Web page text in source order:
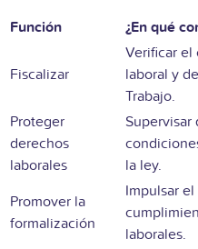
Función ¿En qué
Fiscalizar
Verificar el
laboral y
Trabajo.
Proteger
derechos
laborales
Supervisar
la ley.
Promover la
formalización
Impulsar
laborales.